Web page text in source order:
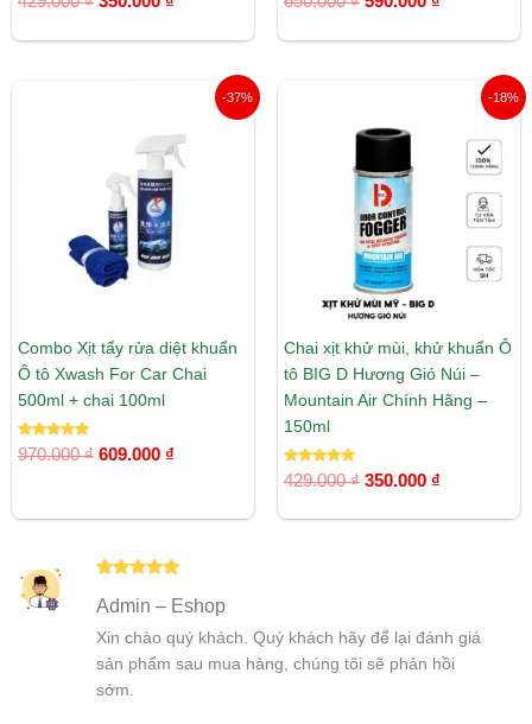
hạng
hạng
-37%
Combo Xịt tẩy rửa diệt khuẩn
Ô tô Xwash For Car Chai
500ml + chai 100ml
Được xếp
hạng
970.000₫
970.000 ₫.
609.000 ₫
tại
là:
-18%
Chai xịt khử mùi, khử khuẩn Ô
tô BIG D Hương Gió Núi –
Mountain Air Chính Hãng –
150ml
Được xếp
hạng
429.000₫
là:
350.000 ₫
350.000 ₫.
hạng55
Admin – Eshop
Xin chào quý khách. Quý khách hãy để lại đánh giá
sản phẩm sau mua hàng, chúng tôi sẽ phản hồi
sớm.